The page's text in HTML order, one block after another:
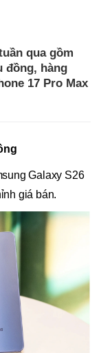
qua gồm
đồng, hàng
17 Pro Max
Galaxy S26
giá bán.